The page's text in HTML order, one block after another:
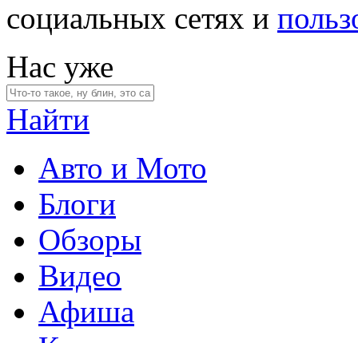
социальных сетях и
Нас уже
Найти
Авто и Мото
Блоги
Обзоры
Видео
Афиша